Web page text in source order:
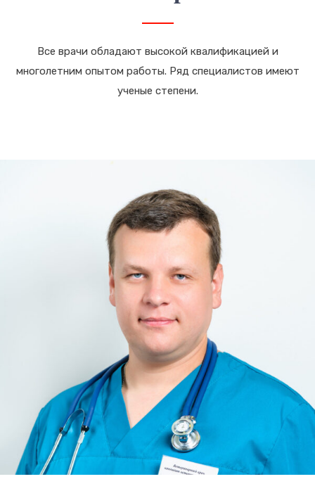
Все врачи обладают высокой квалификацией и
многолетним опытом работы. Ряд специалистов имеют
ученые степени.